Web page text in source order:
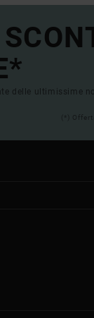
delle ultimissime
(*)